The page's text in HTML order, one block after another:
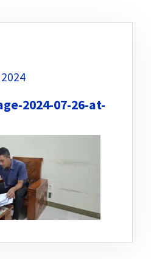
2024-07-26-at-